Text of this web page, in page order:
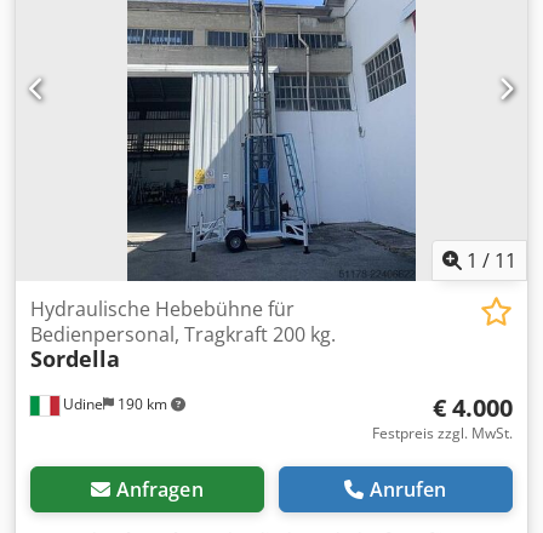
1 / 11
Udine 190 km
Hydraulische Hebebühne für
Bedienpersonal, Tragkraft 200 kg.
Sordella
€ 4.000
Festpreis zzgl. MwSt.
Anfragen Anrufen